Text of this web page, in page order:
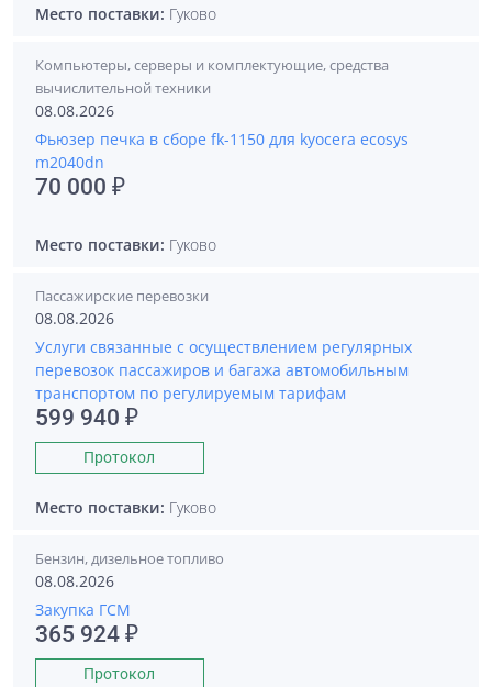
Место поставки: Гуково
Компьютеры, серверы и комплектующие, средства
вычислительной техники
08.08.2026
Фьюзер печка в сборе fk-1150 для kyocera ecosys
m2040dn
70 000 ₽
Место поставки: Гуково
Пассажирские перевозки
08.08.2026
Услуги связанные с осуществлением регулярных
перевозок пассажиров и багажа автомобильным
транспортом по регулируемым тарифам
599 940 ₽
Протокол
Место поставки: Гуково
Бензин, дизельное топливо
08.08.2026
Закупка ГСМ
365 924 ₽
Протокол